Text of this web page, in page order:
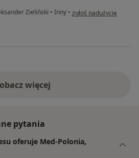
Zieliński • Inny • w opinii użytkownika M
zgłoś nadużycie
więcej
pytania
oferuje Med-Polonia,